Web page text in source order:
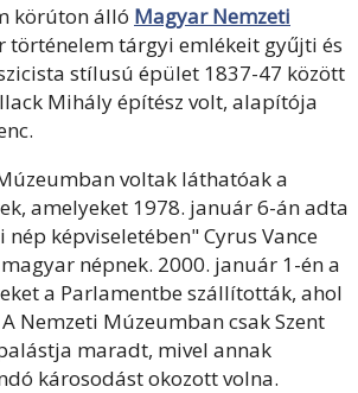
körúton álló Magyar Nemzeti
történelem tárgyi emlékeit gyűjti és
stílusú épület 1837-47 között
Mihály építész volt, alapítója
voltak láthatóak a
amelyeket 1978. január 6-án adta
képviseletében" Cyrus Vance
népnek. 2000. január 1-én a
a Parlamentbe szállították, ahol
Nemzeti Múzeumban csak Szent
maradt, mivel annak
károsodást okozott volna.